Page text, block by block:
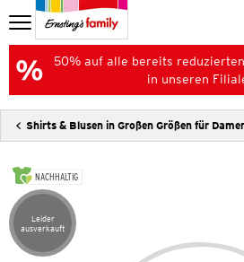
50% auf alle bereits
in unseren
Shirts & Blusen in Großen Größen für
NACHHALTIG
Artikel leider ausverkauft
Leider
ausverkauft